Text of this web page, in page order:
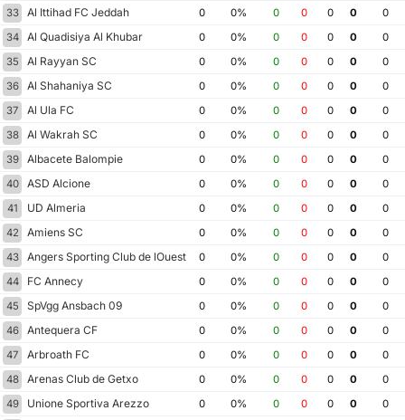
33
Al Ittihad FC Jeddah 0 0% 0 0 0 0
0
34
Al Quadisiya Al Khubar 0 0% 0 0 0 0
0
35
Al Rayyan SC 0 0% 0 0 0 0
0
36
Al Shahaniya SC 0 0% 0 0 0 0
0
37
Al Ula FC 0 0% 0 0 0 0
0
38
Al Wakrah SC 0 0% 0 0 0 0
0
39
Albacete Balompie 0 0% 0 0 0 0
0
40
ASD Alcione 0 0% 0 0 0 0
0
41
UD Almeria 0 0% 0 0 0 0
0
42
Amiens SC 0 0% 0 0 0 0
0
43
Angers Sporting Club de lOuest 0 0% 0 0 0 0
0
44
FC Annecy 0 0% 0 0 0 0
0
45
SpVgg Ansbach 09 0 0% 0 0 0 0
0
46
Antequera CF 0 0% 0 0 0 0
0
47
Arbroath FC 0 0% 0 0 0 0
0
48
Arenas Club de Getxo 0 0% 0 0 0 0
0
49
Unione Sportiva Arezzo 0 0% 0 0 0 0
0